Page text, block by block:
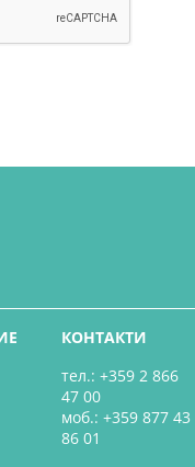
КОНТАКТИ
тел.: +359 2 866
47 00
моб.: +359 877 43
86 01